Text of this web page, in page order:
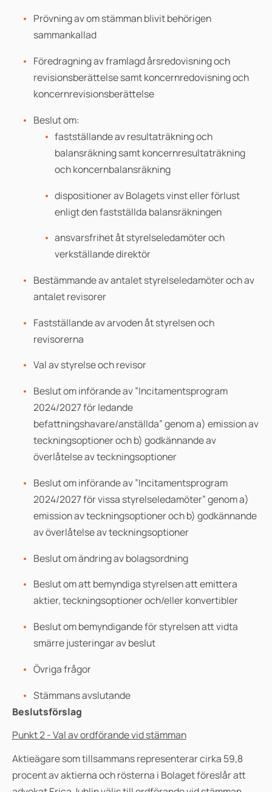
Prövning av om stämman blivit behörigen
sammankallad
Föredragning av framlagd årsredovisning och
revisionsberättelse samt koncernredovisning och
koncernrevisionsberättelse
Beslut om:
fastställande av resultaträkning och
balansräkning samt koncernresultaträkning
och koncernbalansräkning
dispositioner av Bolagets vinst eller förlust
enligt den fastställda balansräkningen
ansvarsfrihet åt styrelseledamöter och
verkställande direktör
Bestämmande av antalet styrelseledamöter och av
antalet revisorer
Fastställande av arvoden åt styrelsen och
revisorerna
Val av styrelse och revisor
Beslut om införande av ”Incitamentsprogram
2024/2027 för ledande
befattningshavare/anställda” genom a) emission av
teckningsoptioner och b) godkännande av
överlåtelse av teckningsoptioner
Beslut om införande av ”Incitamentsprogram
2024/2027 för vissa styrelseledamöter” genom a)
emission av teckningsoptioner och b) godkännande
av överlåtelse av teckningsoptioner
Beslut om ändring av bolagsordning
Beslut om att bemyndiga styrelsen att emittera
aktier, teckningsoptioner och/eller konvertibler
Beslut om bemyndigande för styrelsen att vidta
smärre justeringar av beslut
Övriga frågor
Stämmans avslutande
Beslutsförslag
Punkt 2 - Val av ordförande vid stämman
Aktieägare som tillsammans representerar cirka 59,8
procent av aktierna och rösterna i Bolaget föreslår att